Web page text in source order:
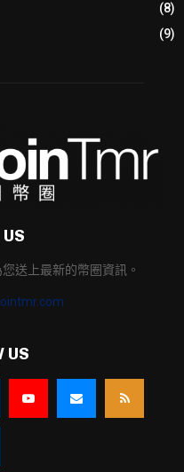
(8)
(9)
送上最新的幣圈資訊。
US